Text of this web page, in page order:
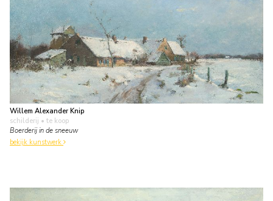
Willem Alexander Knip
schilderij • te koop
Boerderij in de sneeuw
bekijk kunstwerk